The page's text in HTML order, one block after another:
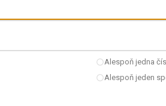
radio_button_uncheckedAlespoň jedna
radio_button_uncheckedAlespoň jeden